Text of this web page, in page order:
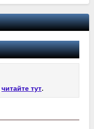
читайте тут.